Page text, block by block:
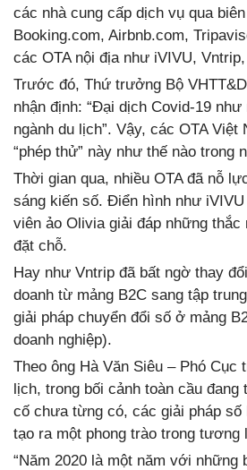
các nhà cung cấp dịch vụ qua
Booking.com, Airbnb.com,
các OTA nội địa như iVIVU,
Trước đó, Thứ trưởng Bộ
nhận định: “Ðại dịch Covid-19
ngành du lịch”. Vậy, các OTA
“phép thử” này như thế nào trong
Thời gian qua, nhiều OTA đã nỗ
sáng kiến số. Điển hình như iVIVU
viên ảo Olivia giải đáp những thắc
đặt chỗ.
Hay như Vntrip đã bất ngờ thay
doanh từ mảng B2C sang tập
giải pháp chuyển đổi số ở mảng
doanh nghiệp).
Theo ông Hà Văn Siêu – Phó Cục
lịch, trong bối cảnh toàn cầu đang
cố chưa từng có, các giải pháp số
tạo ra một phong trào trong tương
“Năm 2020 là một năm với những